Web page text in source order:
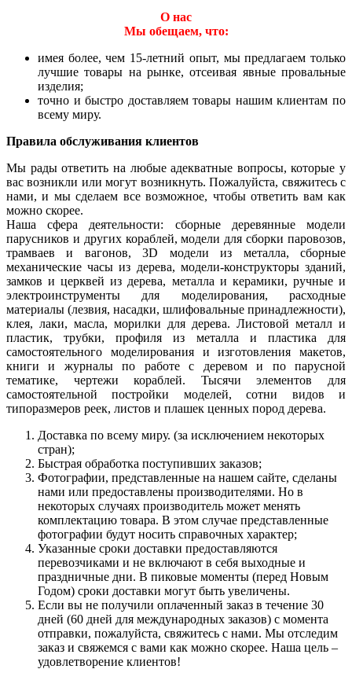
О нас
Мы обещаем, что:
имея более, чем 15-летний опыт, мы предлагаем только
лучшие товары на рынке, отсеивая явные провальные
изделия;
точно и быстро доставляем товары нашим клиентам по
всему миру.
Правила обслуживания клиентов
Мы рады ответить на любые адекватные вопросы, которые у
вас возникли или могут возникнуть. Пожалуйста, свяжитесь с
нами, и мы сделаем все возможное, чтобы ответить вам как
можно скорее.
Наша сфера деятельности: сборные деревянные модели
парусников и других кораблей, модели для сборки паровозов,
трамваев и вагонов, 3D модели из металла, сборные
механические часы из дерева, модели-конструкторы зданий,
замков и церквей из дерева, металла и керамики, ручные и
электроинструменты для моделирования, расходные
материалы (лезвия, насадки, шлифовальные принадлежности),
клея, лаки, масла, морилки для дерева. Листовой металл и
пластик, трубки, профиля из металла и пластика для
самостоятельного моделирования и изготовления макетов,
книги и журналы по работе с деревом и по парусной
тематике, чертежи кораблей. Тысячи элементов для
самостоятельной постройки моделей, сотни видов и
типоразмеров реек, листов и плашек ценных пород дерева.
Доставка по всему миру. (за исключением некоторых
стран);
Быстрая обработка поступивших заказов;
Фотографии, представленные на нашем сайте, сделаны
нами или предоставлены производителями. Но в
некоторых случаях производитель может менять
комплектацию товара. В этом случае представленные
фотографии будут носить справочных характер;
Указанные сроки доставки предоставляются
перевозчиками и не включают в себя выходные и
праздничные дни. В пиковые моменты (перед Новым
Годом) сроки доставки могут быть увеличены.
Если вы не получили оплаченный заказ в течение 30
дней (60 дней для международных заказов) с момента
отправки, пожалуйста, свяжитесь с нами. Мы отследим
заказ и свяжемся с вами как можно скорее. Наша цель –
удовлетворение клиентов!